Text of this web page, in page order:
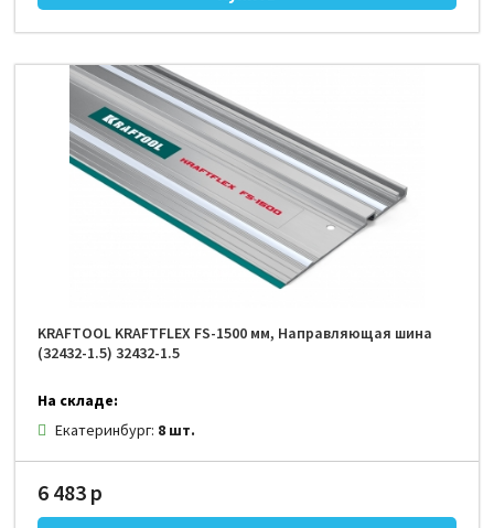
KRAFTOOL KRAFTFLEX FS-1500 мм, Направляющая шина
(32432-1.5) 32432-1.5
На складе:
Екатеринбург: 8 шт.
6 483 р